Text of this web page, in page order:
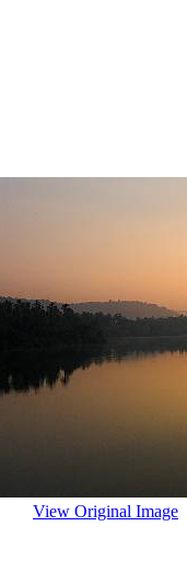
View Original Image